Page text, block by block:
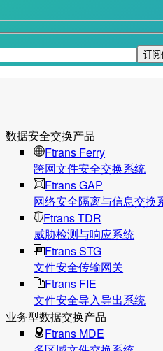
数据安全交换产品
Ftrans Ferry
跨网文件安全交换系统
Ftrans GAP
网络安全隔离与信息交换
Ftrans TDR
威胁检测与响应系统
Ftrans STG
文件安全传输网关
Ftrans FIE
文件安全导入导出系统
业务型数据交换产品
Ftrans MDE